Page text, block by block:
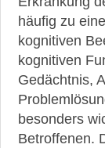
häufig zu
kognitiven
kognitiven
Gedächtnis,
besonders
Betroffenen.